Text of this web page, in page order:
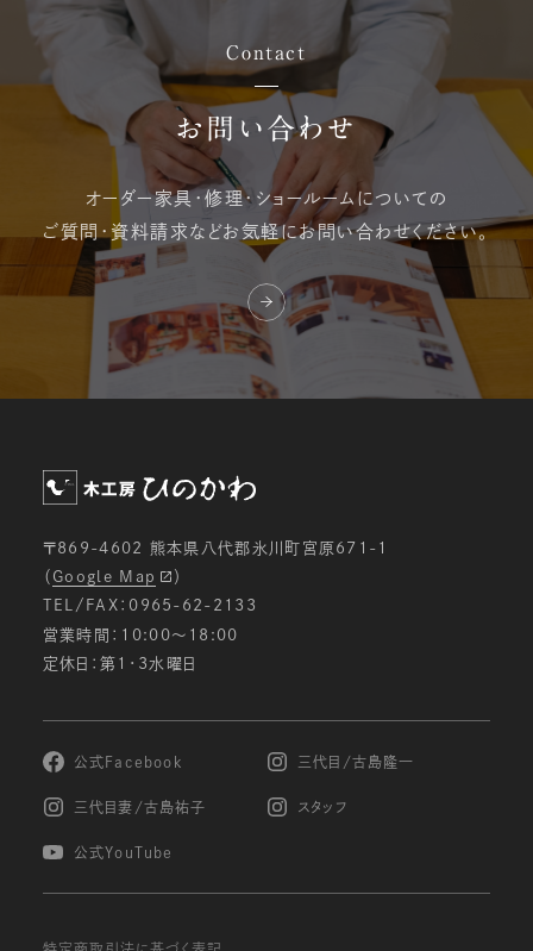
Contact
お問い合わせ
オーダー家具・修理・ ショールームについての
ご質問・資料請求などお気軽にお問い合わせください。
〒869-4602 熊本県八代郡氷川町宮原671-1
（ Google Map
）
TEL/FAX：0965-62-2133
営業時間：10:00〜18:00
定休日：第1・3水曜日
公式Facebook 三代目/古島隆一
三代目妻/古島祐子 スタッフ
公式YouTube